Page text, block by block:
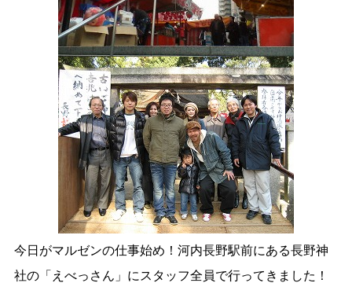
今日がマルゼンの仕事始め！河内長野駅前にある長野神
社の「えべっさん」にスタッフ全員で行ってきました！